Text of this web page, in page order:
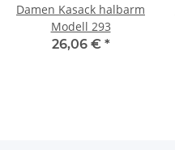
Damen Kasack halbarm
Modell 293
26,06 € *